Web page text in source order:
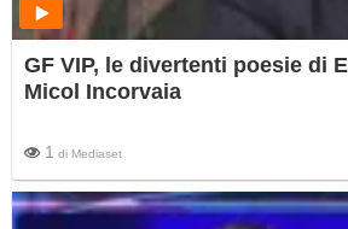
GF VIP, le divertenti poesie di
Micol Incorvaia
1 di Mediaset